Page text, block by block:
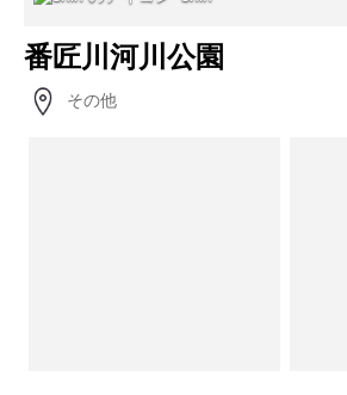
番匠川河川公園
その他